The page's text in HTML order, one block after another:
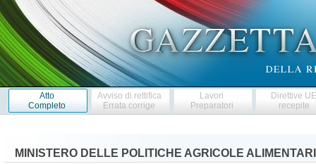
Atto
Completo
Avviso di rettifica
Errata corrige
Lavori
Preparatori
Direttive
recepite
MINISTERO DELLE POLITICHE AGRICOLE